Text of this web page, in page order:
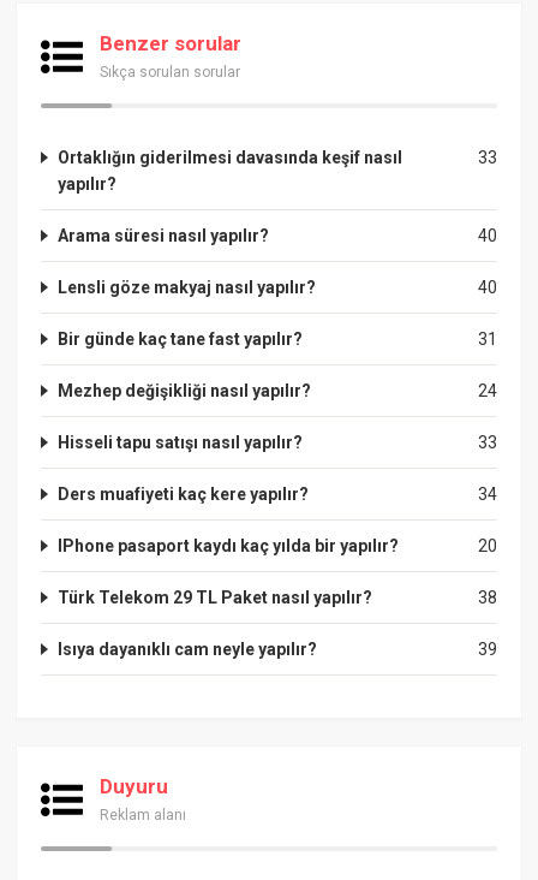
Benzer sorular
Sıkça sorulan sorular
33
Ortaklığın giderilmesi davasında keşif nasıl
yapılır?
40
Arama süresi nasıl yapılır?
40
Lensli göze makyaj nasıl yapılır?
31
Bir günde kaç tane fast yapılır?
24
Mezhep değişikliği nasıl yapılır?
33
Hisseli tapu satışı nasıl yapılır?
34
Ders muafiyeti kaç kere yapılır?
20
IPhone pasaport kaydı kaç yılda bir yapılır?
38
Türk Telekom 29 TL Paket nasıl yapılır?
39
Isıya dayanıklı cam neyle yapılır?
Duyuru
Reklam alanı